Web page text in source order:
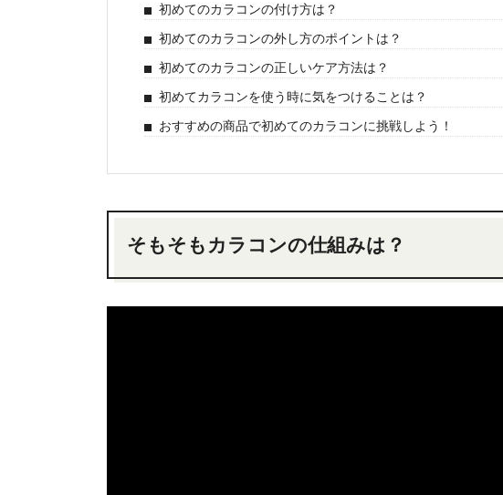
初めてのカラコンの付け方は？
初めてのカラコンの外し方のポイントは？
初めてのカラコンの正しいケア方法は？
初めてカラコンを使う時に気をつけることは？
おすすめの商品で初めてのカラコンに挑戦しよう！
そもそもカラコンの仕組みは？